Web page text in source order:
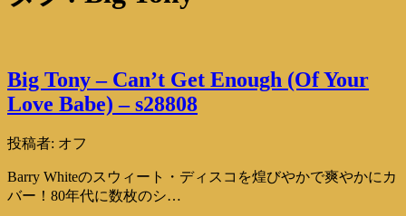
Big Tony – Can’t Get Enough (Of Your
Love Babe) – s28808
投稿者: オフ
Barry Whiteのスウィート・ディスコを煌びやかで爽やかにカ
バー！80年代に数枚のシ…